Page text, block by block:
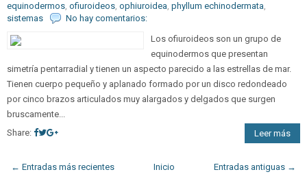
equinodermos, ofiuroideos, ophiuroidea, phyllum echinodermata,
sistemas
No hay comentarios:
Los ofiuroideos son un grupo de
equinodermos que presentan
simetría pentarradial y tienen un aspecto parecido a las estrellas de mar.
Tienen cuerpo pequeño y aplanado formado por un disco redondeado
por cinco brazos articulados muy alargados y delgados que surgen
bruscamente...
Share:
Leer más
← Entradas más recientes Entradas antiguas →
Inicio